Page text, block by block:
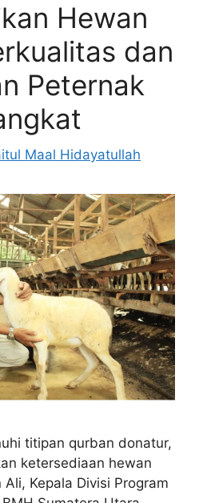
Hewan
dan
Peternak
Maal Hidayatullah
titipan qurban donatur,
ketersediaan hewan
Ali, Kepala Divisi Program